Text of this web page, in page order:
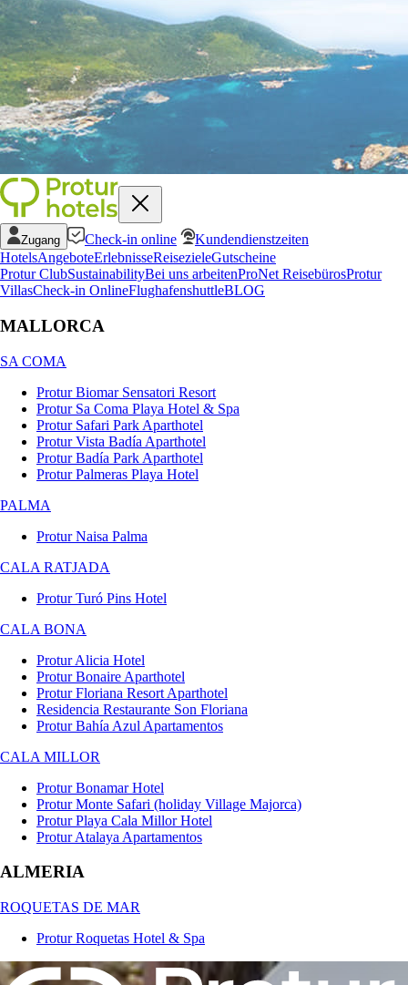
Zugang Check-in online
Kundendienstzeiten
HotelsAngeboteErlebnisseReisezieleGutscheine
Protur ClubSustainabilityBei uns arbeitenProNet ReisebürosProtur
VillasCheck-in OnlineFlughafenshuttleBLOG
MALLORCA
SA COMA
Protur Biomar Sensatori Resort
Protur Sa Coma Playa Hotel & Spa
Protur Safari Park Aparthotel
Protur Vista Badía Aparthotel
Protur Badía Park Aparthotel
Protur Palmeras Playa Hotel
PALMA
Protur Naisa Palma
CALA RATJADA
Protur Turó Pins Hotel
CALA BONA
Protur Alicia Hotel
Protur Bonaire Aparthotel
Protur Floriana Resort Aparthotel
Residencia Restaurante Son Floriana
Protur Bahía Azul Apartamentos
CALA MILLOR
Protur Bonamar Hotel
Protur Monte Safari (holiday Village Majorca)
Protur Playa Cala Millor Hotel
Protur Atalaya Apartamentos
ALMERIA
ROQUETAS DE MAR
Protur Roquetas Hotel & Spa